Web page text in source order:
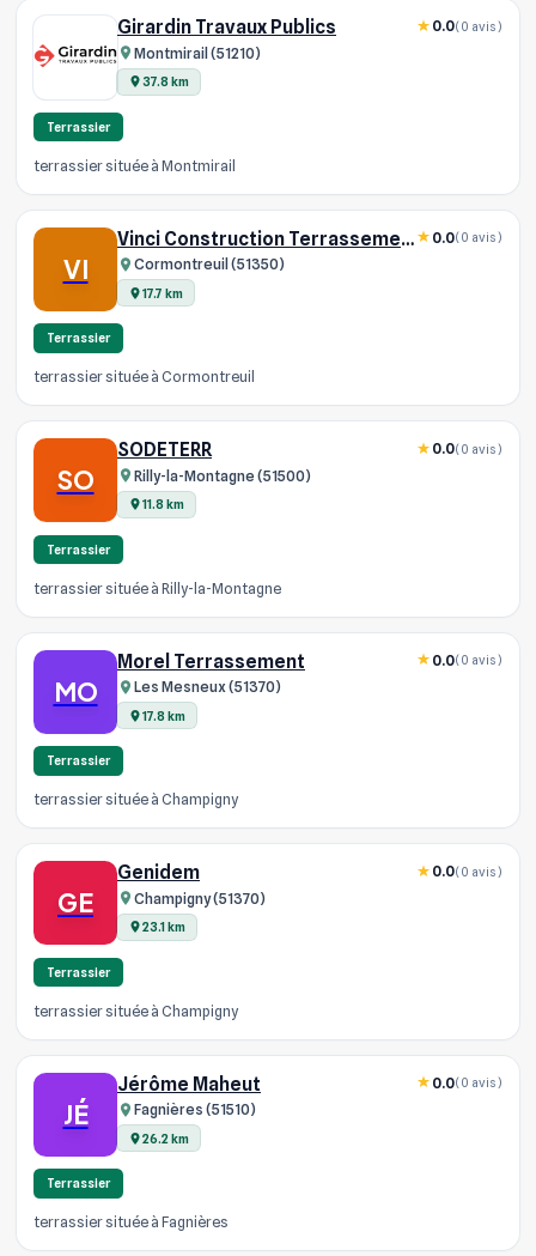
Girardin Travaux Publics
Montmirail (51210)
37.8 km
0.0(0 avis)
Terrassier
terrassier située à Montmirail
VI
Vinci Construction Terrassement
Cormontreuil (51350)
17.7 km
0.0(0 avis)
Terrassier
terrassier située à Cormontreuil
SO
SODETERR
Rilly-la-Montagne (51500)
11.8 km
0.0(0 avis)
Terrassier
terrassier située à Rilly-la-Montagne
MO
Morel Terrassement
Les Mesneux (51370)
17.8 km
0.0(0 avis)
Terrassier
terrassier située à Champigny
GE
Genidem
Champigny (51370)
23.1 km
0.0(0 avis)
Terrassier
terrassier située à Champigny
JÉ
Jérôme Maheut
Fagnières (51510)
26.2 km
0.0(0 avis)
Terrassier
terrassier située à Fagnières